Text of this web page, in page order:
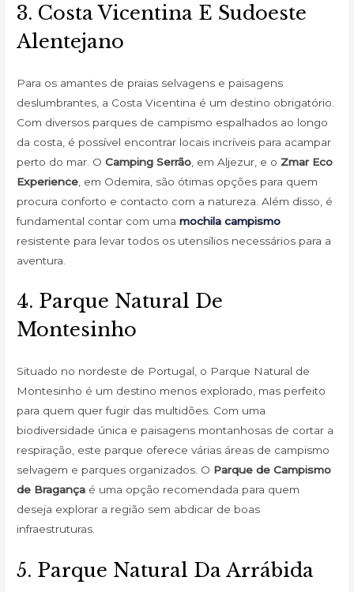
3. Costa Vicentina E Sudoeste
Alentejano
Para os amantes de praias selvagens e paisagens
deslumbrantes, a Costa Vicentina é um destino obrigatório.
Com diversos parques de campismo espalhados ao longo
da costa, é possível encontrar locais incríveis para acampar
perto do mar. OCamping Serrão , em Aljezur, e o Zmar Eco
Experience , em Odemira, são ótimas opções para quem
procura conforto e contacto com a natureza. Além disso, é
fundamental contar com umamochila campismo
resistente para levar todos os utensílios necessários para a
aventura.
4. Parque Natural De
Montesinho
Situado no nordeste de Portugal, o Parque Natural de
Montesinho é um destino menos explorado, mas perfeito
para quem quer fugir das multidões. Com uma
biodiversidade única e paisagens montanhosas de cortar a
respiração, este parque oferece várias áreas de campismo
selvagem e parques organizados. O Parque de Campismo
de Bragança é uma opção recomendada para quem
deseja explorar a região sem abdicar de boas
infraestruturas.
5. Parque Natural Da Arrábida